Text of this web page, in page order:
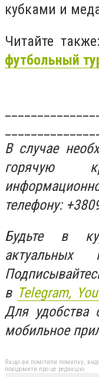
кубками и
Читайте также:
футбольный
В случае
горячую
телефону:
Будьте в
актуальных
в Telegram,
Для удобства
мобильное
Якщо ви помітили помилку,
повідомити про це редакцію